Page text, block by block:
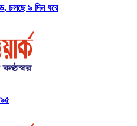
চলছে ৯ দিন ধরে